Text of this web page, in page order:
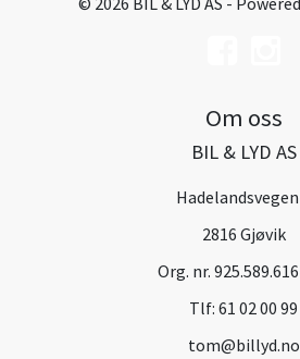
Om oss
BIL & LYD AS
2816 Gjøvik
Org. nr.
Tlf: 61 02 00 99
tom@billyd.no